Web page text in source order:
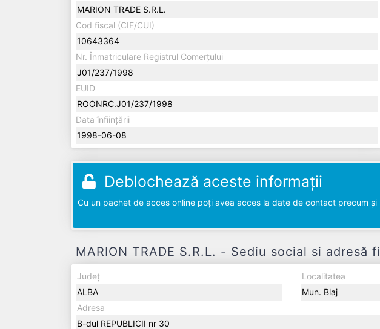
MARION TRADE S.R.L.
Cod fiscal (CIF/CUI)
10643364
Nr. Înmatriculare Registrul Comerțului
J01/237/1998
EUID
ROONRC.J01/237/1998
Data înființării
1998-06-08
Deblochează aceste informații
Cu un pachet de acces online poți avea acces la date de contact precum
MARION TRADE S.R.L. - Sediu social si adresă
Județ
ALBA
Localitatea
Mun. Blaj
Adresa
B-dul REPUBLICII nr 30